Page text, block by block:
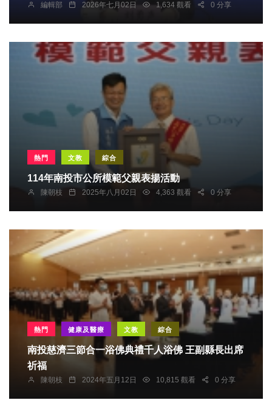
編輯部 2026年七月02日 1,634 觀看 0 分享
熱門 文教 綜合
114年南投市公所模範父親表揚活動
陳朝枝 2025年八月02日 4,363 觀看 0 分享
熱門 健康及醫療 文教 綜合
南投慈濟三節合一浴佛典禮千人浴佛 王副縣長出席
祈福
陳朝枝 2024年五月12日 10,815 觀看 0 分享